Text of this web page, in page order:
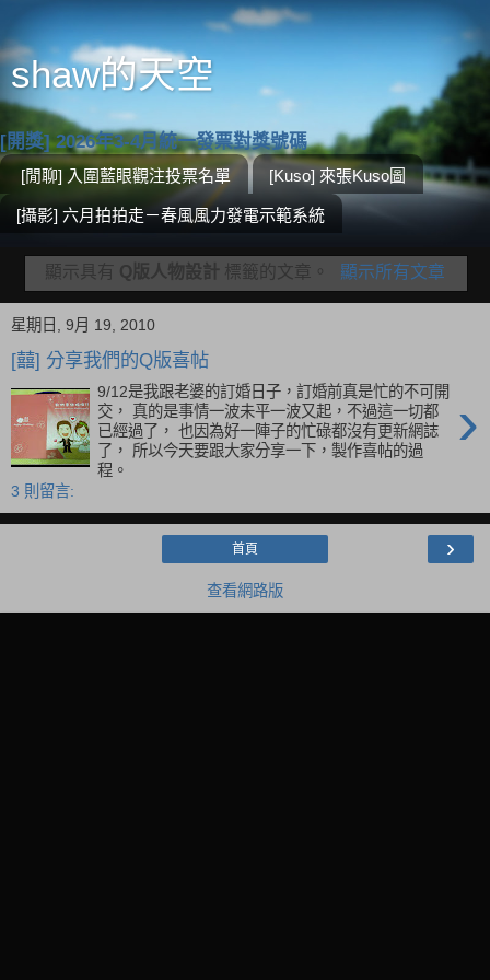
shaw的天空
[開獎] 2026年3-4月統一發票對獎號碼
[閒聊] 入圍藍眼觀注投票名單 [Kuso] 來張Kuso圖
[攝影] 六月拍拍走－春風風力發電示範系統
顯示具有 Q版人物設計 標籤的文章。 顯示所有文章
星期日, 9月 19, 2010
[囍] 分享我們的Q版喜帖
›
9/12是我跟老婆的訂婚日子，訂婚前真是忙的不可開
交， 真的是事情一波未平一波又起，不過這一切都
已經過了， 也因為好一陣子的忙碌都沒有更新網誌
了， 所以今天要跟大家分享一下，製作喜帖的過
程。
3 則留言:
›
首頁
查看網路版